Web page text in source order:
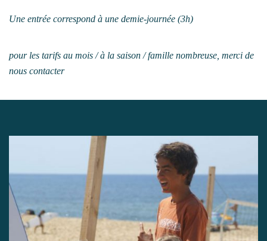
Une entrée correspond à une demie-journée (3h)
pour les tarifs au mois / à la saison / famille nombreuse, merci de
nous contacter